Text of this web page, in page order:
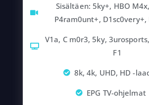
Sisältäen: 5ky+, HBO
P4ram0unt+, D1sc0very+,
V1a, C m0r3, 5ky,
F1
8k, 4k, UHD, HD -
EPG TV-ohjelmat